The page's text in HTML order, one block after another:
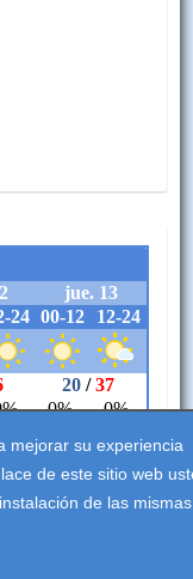
mejorar su experiencia
de este sitio web
de las mismas